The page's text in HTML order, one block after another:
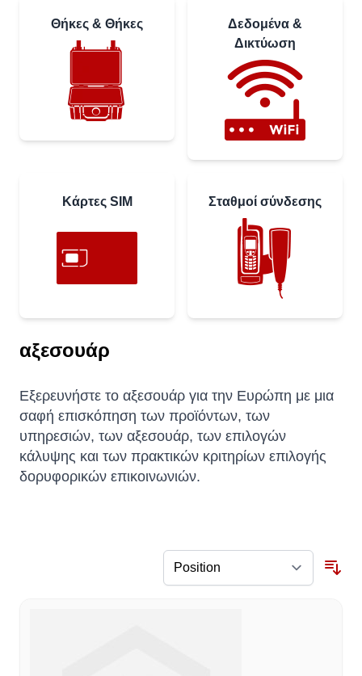
Θήκες & Θήκες
Δεδομένα &
Δικτύωση
Κάρτες SIM Σταθμοί σύνδεσης
αξεσουάρ
Εξερευνήστε το αξεσουάρ για την Ευρώπη με μια
σαφή επισκόπηση των προϊόντων, των
υπηρεσιών, των αξεσουάρ, των επιλογών
κάλυψης και των πρακτικών κριτηρίων επιλογής
δορυφορικών επικοινωνιών.